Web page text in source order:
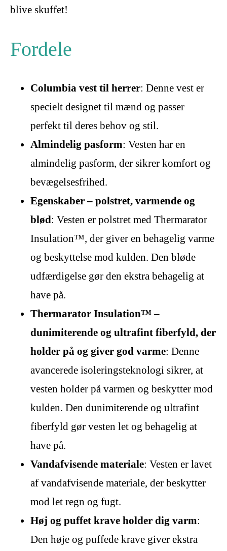
blive skuffet!
Fordele
Columbia vest til herrer: Denne vest er
specielt designet til mænd og passer
perfekt til deres behov og stil.
Almindelig pasform: Vesten har en
almindelig pasform, der sikrer komfort og
bevægelsesfrihed.
Egenskaber – polstret, varmende og
blød: Vesten er polstret med Thermarator
Insulation™, der giver en behagelig varme
og beskyttelse mod kulden. Den bløde
udfærdigelse gør den ekstra behagelig at
have på.
Thermarator Insulation™ –
dunimiterende og ultrafint fiberfyld, der
holder på og giver god varme: Denne
avancerede isoleringsteknologi sikrer, at
vesten holder på varmen og beskytter mod
kulden. Den dunimiterende og ultrafint
fiberfyld gør vesten let og behagelig at
have på.
Vandafvisende materiale: Vesten er lavet
af vandafvisende materiale, der beskytter
mod let regn og fugt.
Høj og puffet krave holder dig varm:
Den høje og puffede krave giver ekstra